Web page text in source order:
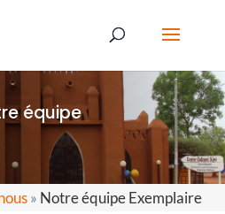
équipe
» Notre équipe Exemplaire